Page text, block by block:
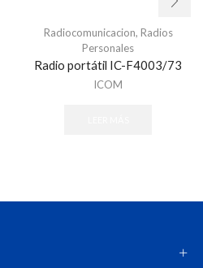
Radiocomunicacion, Radios
Personales
Radio portátil IC-F4003/73
ICOM